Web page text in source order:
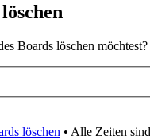
Boards löschen möchtest?
löschen • Alle Zeiten